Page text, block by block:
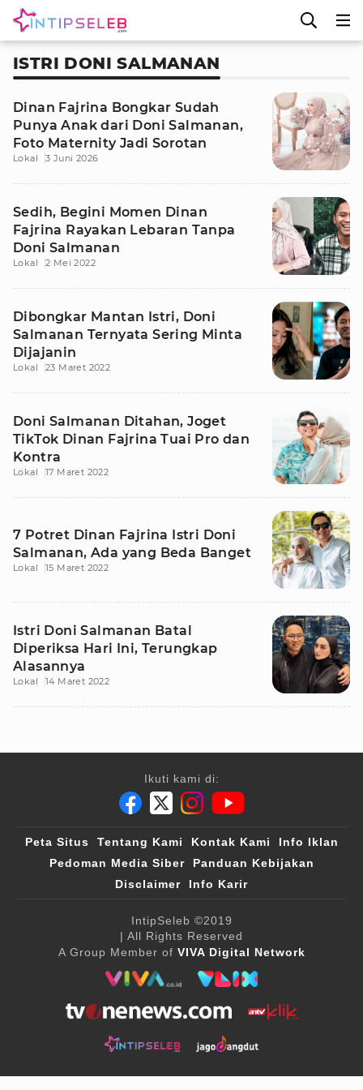
ISTRI DONI SALMANAN
Dinan Fajrina Bongkar Sudah
Punya Anak dari Doni Salmanan,
Foto Maternity Jadi Sorotan
Lokal 3 Juni 2026
Sedih, Begini Momen Dinan
Fajrina Rayakan Lebaran Tanpa
Doni Salmanan
Lokal 2 Mei 2022
Dibongkar Mantan Istri, Doni
Salmanan Ternyata Sering Minta
Dijajanin
Lokal 23 Maret 2022
Doni Salmanan Ditahan, Joget
TikTok Dinan Fajrina Tuai Pro dan
Kontra
Lokal 17 Maret 2022
7 Potret Dinan Fajrina Istri Doni
Salmanan, Ada yang Beda Banget
Lokal 15 Maret 2022
Istri Doni Salmanan Batal
Diperiksa Hari Ini, Terungkap
Alasannya
Lokal 14 Maret 2022
Ikuti kami di:
Peta Situs Tentang Kami Kontak Kami
Info Iklan
Pedoman Media Siber
Panduan Kebijakan
Disclaimer
Info Karir
IntipSeleb ©2019
| All Rights Reserved
A Group Member of VIVA Digital Network